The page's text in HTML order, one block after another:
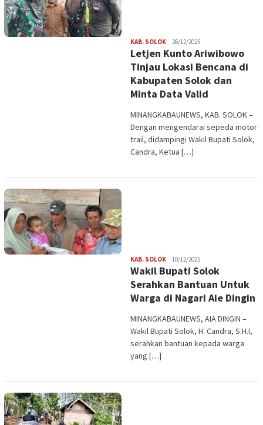
KAB. SOLOKRedaksi
26/12/2025
Letjen Kunto Ariwibowo
Tinjau Lokasi Bencana di
Kabupaten Solok dan
Minta Data Valid
MINANGKABAUNEWS, KAB. SOLOK –
Dengan mengendarai sepeda motor
trail, didampingi Wakil Bupati Solok,
Candra, Ketua […]
KAB. SOLOKRedaksi
10/12/2025
Wakil Bupati Solok
Serahkan Bantuan Untuk
Warga di Nagari Aie Dingin
MINANGKABAUNEWS, AIA DINGIN –
Wakil Bupati Solok, H. Candra, S.H.I,
serahkan bantuan kepada warga
yang […]